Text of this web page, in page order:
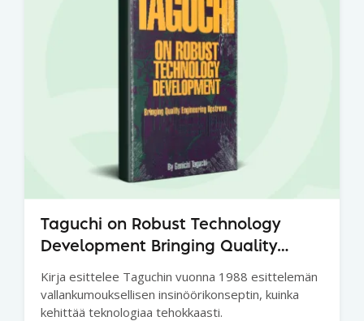
Taguchi on Robust Technology
Development Bringing Quality
Kirja esittelee Taguchin vuonna 1988 esittelemän
vallankumouksellisen insinöörikonseptin, kuinka
kehittää teknologiaa tehokkaasti.